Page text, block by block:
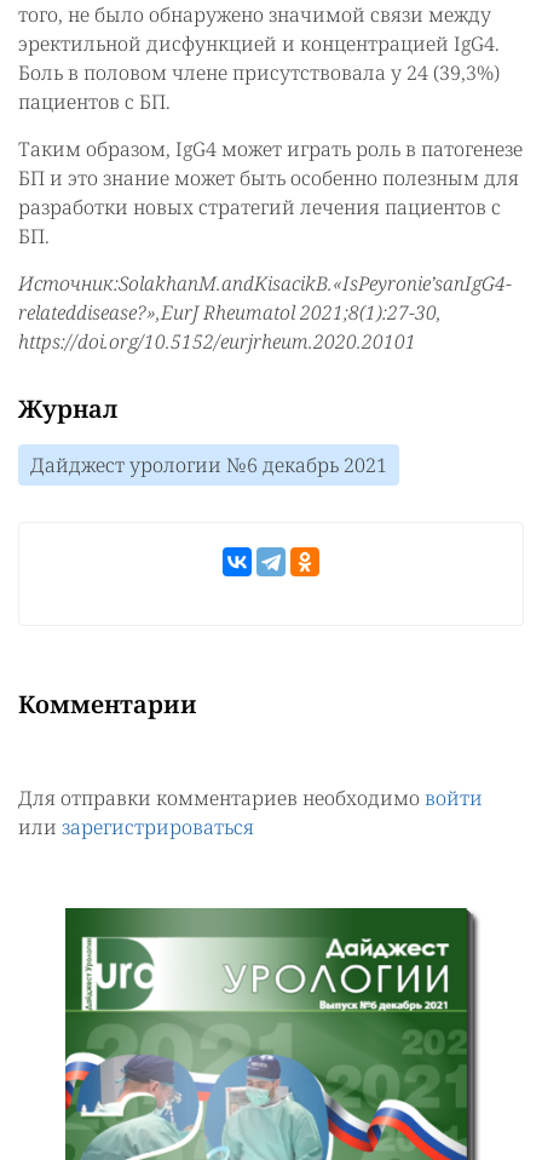
того, не было обнаружено значимой связи между
эректильной дисфункцией и концентрацией IgG4.
Боль в половом члене присутствовала у 24 (39,3%)
пациентов с БП.
Таким образом, IgG4 может играть роль в патогенезе
БП и это знание может быть особенно полезным для
разработки новых стратегий лечения пациентов с
БП.
Источник:SolakhanM.andKisacikB.«IsPeyronie’sanIgG4-
relateddisease?»,EurJ Rheumatol 2021;8(1):27-30,
https://doi.org/10.5152/eurjrheum.2020.20101
Журнал
Дайджест урологии №6 декабрь 2021
Комментарии
Для отправки комментариев необходимо войти
или зарегистрироваться